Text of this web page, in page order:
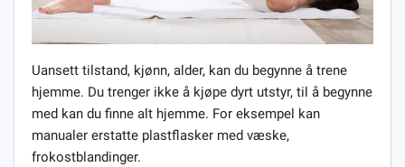
Uansett tilstand, kjønn, alder, kan du begynne å trene
hjemme. Du trenger ikke å kjøpe dyrt utstyr, til å begynne
med kan du finne alt hjemme. For eksempel kan
manualer erstatte plastflasker med væske,
frokostblandinger.